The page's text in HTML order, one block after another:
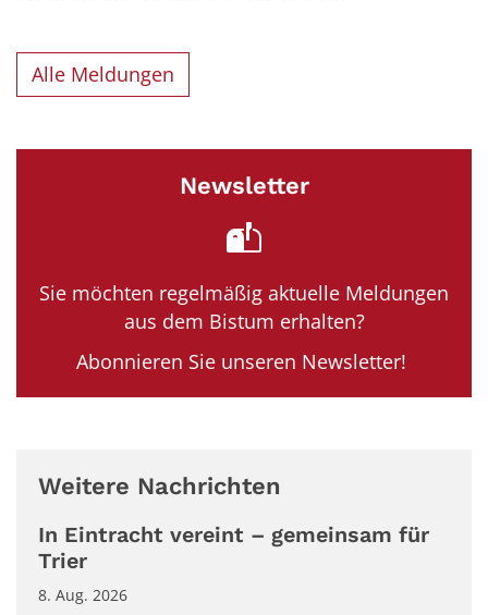
Alle Meldungen
Newsletter
Sie möchten regelmäßig aktuelle Meldungen
aus dem Bistum erhalten?
Abonnieren Sie unseren Newsletter!
Weitere Nachrichten
In Eintracht vereint – gemeinsam für
Trier
8. Aug. 2026